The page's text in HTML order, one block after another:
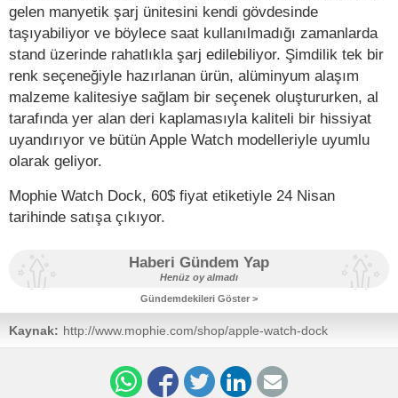
gelen manyetik şarj ünitesini kendi gövdesinde
taşıyabiliyor ve böylece saat kullanılmadığı zamanlarda
stand üzerinde rahatlıkla şarj edilebiliyor. Şimdilik tek bir
renk seçeneğiyle hazırlanan ürün, alüminyum alaşım
malzeme kalitesiye sağlam bir seçenek oluştururken, al
tarafında yer alan deri kaplamasıyla kaliteli bir hissiyat
uyandırıyor ve bütün Apple Watch modelleriyle uyumlu
olarak geliyor.
Mophie Watch Dock, 60$ fiyat etiketiyle 24 Nisan
tarihinde satışa çıkıyor.
Haberi Gündem Yap
Henüz oy almadı
Gündemdekileri Göster >
Kaynak: http://www.mophie.com/shop/apple-watch-dock